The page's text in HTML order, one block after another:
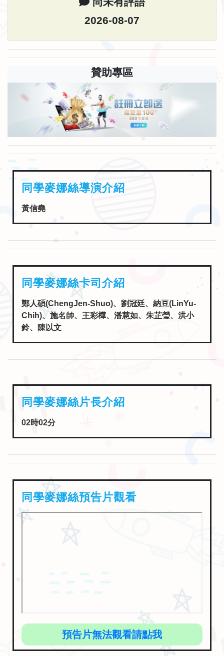
2026-08-07
贊助專區
同學麥娜絲導演介紹
黃信堯
同學麥娜絲卡司介紹
鄭人碩(ChengJen-Shuo)、劉冠廷、納豆(LinYu-
Chih)、施名帥、王彩樺、潘慧如、朱芷瑩、洪小
鈴、陳以文
同學麥娜絲片長介紹
02時02分
同學麥娜絲預告片觀看
預告片無法觀看請點我